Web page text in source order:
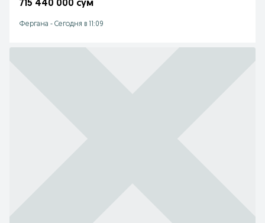
715 440 000 сум
Фергана - Сегодня в 11:09